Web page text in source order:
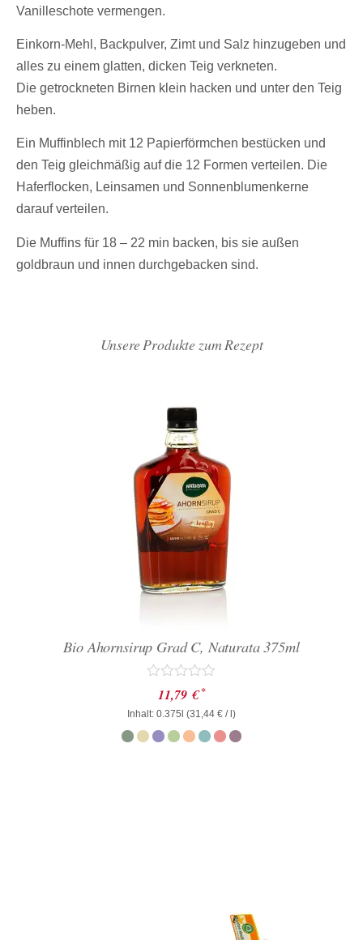
Vanilleschote vermengen.
Einkorn-Mehl, Backpulver, Zimt und Salz hinzugeben und
alles zu einem glatten, dicken Teig verkneten.
Die getrockneten Birnen klein hacken und unter den Teig
heben.
Ein Muffinblech mit 12 Papierförmchen bestücken und
den Teig gleichmäßig auf die 12 Formen verteilen. Die
Haferflocken, Leinsamen und Sonnenblumenkerne
darauf verteilen.
Die Muffins für 18 – 22 min backen, bis sie außen
goldbraun und innen durchgebacken sind.
Unsere Produkte zum Rezept
Bio Ahornsirup Grad C, Naturata 375ml
Bewertet
mit
0
von
5
11,79 € *
Inhalt: 0.375l (31,44 € / l)